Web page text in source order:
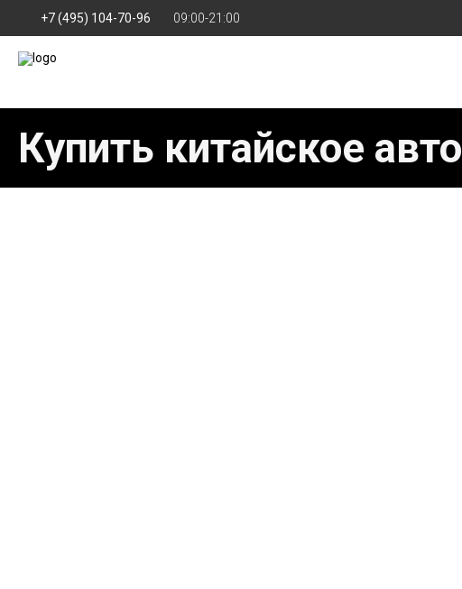
+7 (495) 104-70-96 09:00-21:00
Купить китайское авто